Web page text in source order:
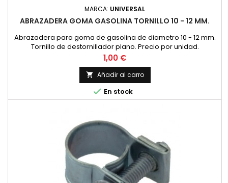
MARCA: UNIVERSAL
ABRAZADERA GOMA GASOLINA TORNILLO 10 - 12 MM.
Abrazadera para goma de gasolina de diametro 10 - 12 mm.
Tornillo de destornillador plano. Precio por unidad.
Precio
1,00 €
 Añadir al carro
 En stock